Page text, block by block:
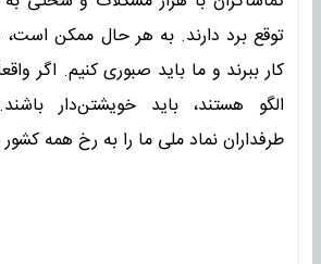
توقع برد دارند. به هر حال ممکن است،
کار ببرند و ما باید صبوری کنیم. اگر
الگو هستند، باید خویشتن‌دار
طرفداران نماد ملی ما را به رخ همه